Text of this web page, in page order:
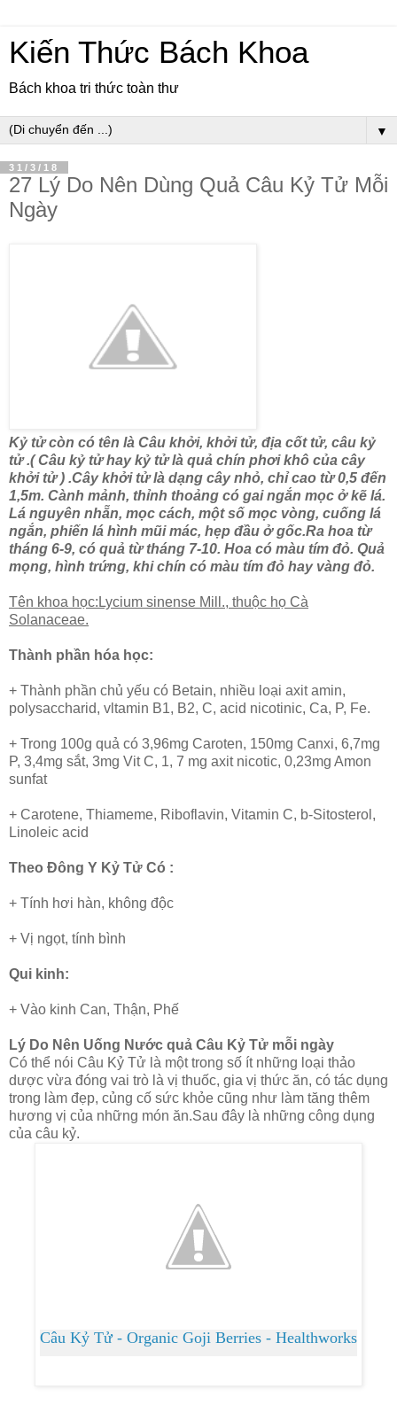
Kiến Thức Bách Khoa
Bách khoa tri thức toàn thư
▼
31/3/18
27 Lý Do Nên Dùng Quả Câu Kỷ Tử Mỗi
Ngày
Kỷ tử còn có tên là Câu khởi, khởi tử, địa cốt tử, câu kỷ
tử .( Câu kỷ tử hay kỷ tử là quả chín phơi khô của cây
khởi tử ) .Cây khởi tử là dạng cây nhỏ, chỉ cao từ 0,5 đến
1,5m. Cành mảnh, thỉnh thoảng có gai ngắn mọc ở kẽ lá.
Lá nguyên nhẵn, mọc cách, một số mọc vòng, cuống lá
ngắn, phiến lá hình mũi mác, hẹp đầu ở gốc.Ra hoa từ
tháng 6-9, có quả từ tháng 7-10. Hoa có màu tím đỏ. Quả
mọng, hình trứng, khi chín có màu tím đỏ hay vàng đỏ.
Tên khoa học:Lycium sinense Mill., thuộc họ Cà
Solanaceae.
Thành phần hóa học:
+ Thành phần chủ yếu có Betain, nhiều loại axit amin,
polysaccharid, vltamin B1, B2, C, acid nicotinic, Ca, P, Fe.
+ Trong 100g quả có 3,96mg Caroten, 150mg Canxi, 6,7mg
P, 3,4mg sắt, 3mg Vit C, 1, 7 mg axit nicotic, 0,23mg Amon
sunfat
+ Carotene, Thiameme, Riboflavin, Vitamin C, b-Sitosterol,
Linoleic acid
Theo Đông Y Kỷ Tử Có :
+ Tính hơi hàn, không độc
+ Vị ngọt, tính bình
Qui kinh:
+ Vào kinh Can, Thận, Phế
Lý Do Nên Uống Nước quả Câu Kỷ Tử mỗi ngày
Có thể nói Câu Kỷ Tử là một trong số ít những loại thảo
dược vừa đóng vai trò là vị thuốc, gia vị thức ăn, có tác dụng
trong làm đẹp, củng cố sức khỏe cũng như làm tăng thêm
hương vị của những món ăn.Sau đây là những công dụng
của câu kỷ.
Câu Kỷ Tử - Organic Goji Berries - Healthworks